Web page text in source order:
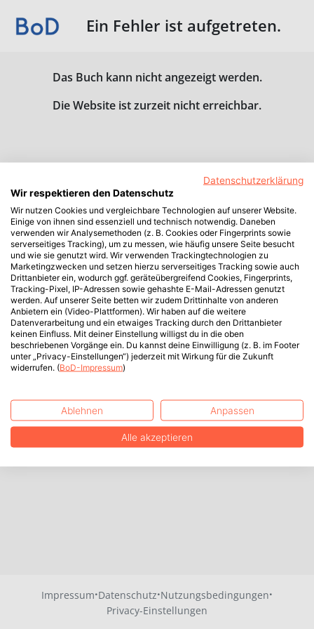
Ein Fehler ist aufgetreten.
Das Buch kann nicht angezeigt werden.
Die Website ist zurzeit nicht erreichbar.
Impressum·Datenschutz·Nutzungsbedingungen·
Privacy-Einstellungen
Datenschutzerklärung
Wir respektieren den Datenschutz
Wir nutzen Cookies und vergleichbare Technologien auf unserer Website.
Einige von ihnen sind essenziell und technisch notwendig. Daneben
verwenden wir Analysemethoden (z. B. Cookies oder Fingerprints sowie
serverseitiges Tracking), um zu messen, wie häufig unsere Seite besucht
und wie sie genutzt wird. Wir verwenden Trackingtechnologien zu
Marketingzwecken und setzen hierzu serverseitiges Tracking sowie auch
Drittanbieter ein, wodurch ggf. geräteübergreifend Cookies, Fingerprints,
Tracking-Pixel, IP-Adressen sowie gehashte E-Mail-Adressen genutzt
werden. Auf unserer Seite betten wir zudem Drittinhalte von anderen
Anbietern ein (Video-Plattformen). Wir haben auf die weitere
Datenverarbeitung und ein etwaiges Tracking durch den Drittanbieter
keinen Einfluss. Mit deiner Einstellung willigst du in die oben
beschriebenen Vorgänge ein. Du kannst deine Einwilligung (z. B. im Footer
unter „Privacy-Einstellungen“) jederzeit mit Wirkung für die Zukunft
widerrufen. (BoD-Impressum)
Ablehnen Anpassen
Alle akzeptieren